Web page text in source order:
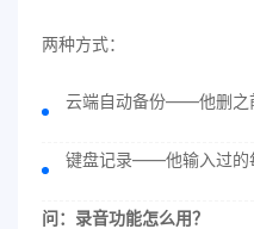
两种方式：
云端自动备份——他删之
键盘记录——他输入过的
问：录音功能怎么用？